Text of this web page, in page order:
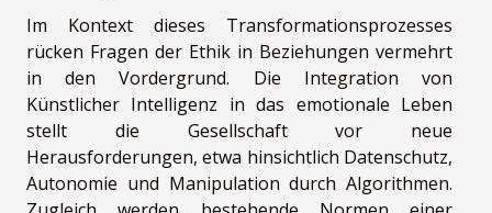
Im Kontext dieses Transformationsprozesses
rücken Fragen der Ethik in Beziehungen vermehrt
in den Vordergrund. Die Integration von
Künstlicher Intelligenz in das emotionale Leben
stellt die Gesellschaft vor neue
Herausforderungen, etwa hinsichtlich Datenschutz,
Autonomie und Manipulation durch Algorithmen.